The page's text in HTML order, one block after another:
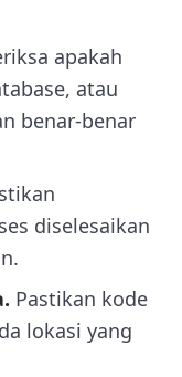
apakah
atau
benar-benar
diselesaikan
Pastikan kode
lokasi yang